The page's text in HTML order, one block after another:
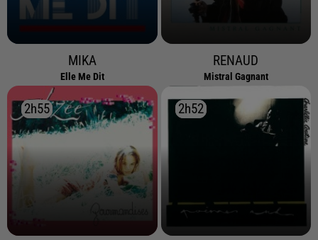
MIKA
Elle Me Dit
RENAUD
Mistral Gagnant
2h55
2h55 2h52
2h52